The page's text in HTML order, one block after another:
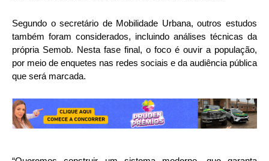
Segundo o secretário de Mobilidade Urbana, outros estudos
também foram considerados, incluindo análises técnicas da
própria Semob. Nesta fase final, o foco é ouvir a população,
por meio de enquetes nas redes sociais e da audiência pública
que será marcada.